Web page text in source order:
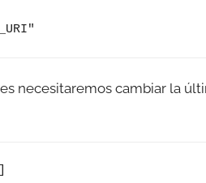
necesitaremos cambiar la